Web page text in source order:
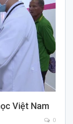
Việt Nam
0